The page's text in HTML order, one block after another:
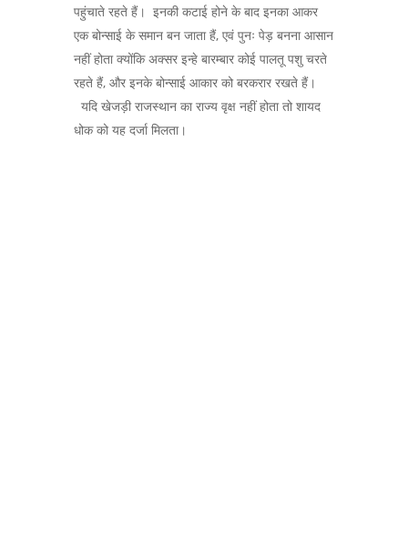
पहुंचाते रहते हैं। इनकी कटाई होने के बाद इनका आकर
एक बोन्साई के समान बन जाता हैं, एवं पुनः पेड़ बनना आसान
नहीं होता क्योंकि अक्सर इन्हे बारम्बार कोई पालतू पशु चरते
रहते हैं, और इनके बोन्साई आकार को बरकरार रखते हैं।
यदि खेजड़ी राजस्थान का राज्य वृक्ष नहीं होता तो शायद
धोक को यह दर्जा मिलता।